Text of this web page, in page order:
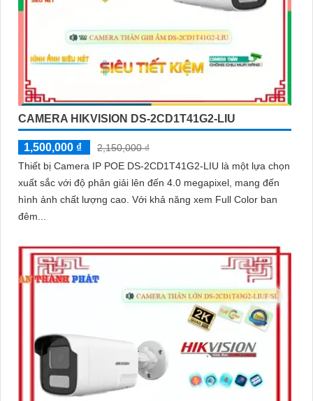
CAMERA HIKVISION DS-2CD1T41G2-LIU
1,500,000 ₫
2,150,000 ₫
Thiết bị Camera IP POE DS-2CD1T41G2-LIU là một lựa chọn
xuất sắc với độ phân giải lên đến 4.0 megapixel, mang đến
hình ảnh chất lượng cao. Với khả năng xem Full Color ban
đêm...